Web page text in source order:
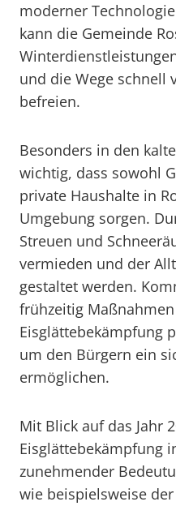
moderner
kann die Gemeinde
und die Wege schnell
befreien.
Besonders in den
wichtig, dass sowohl
private Haushalte in
Umgebung sorgen.
Streuen und
vermieden und der
gestaltet werden.
frühzeitig
Eisglättebekämpfung
um den Bürgern ein
ermöglichen.
Mit Blick auf das Jahr
Eisglättebekämpfung
zunehmender
wie beispielsweise der